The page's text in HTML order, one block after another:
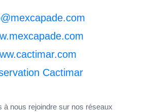
Cactimar
à nous rejoindre sur nos réseaux